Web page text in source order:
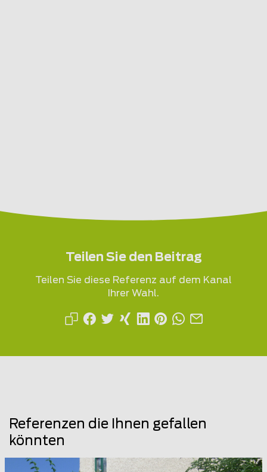
Teilen Sie den Beitrag
Teilen Sie diese Referenz auf dem Kanal
Ihrer Wahl.
Referenzen die Ihnen gefallen
könnten